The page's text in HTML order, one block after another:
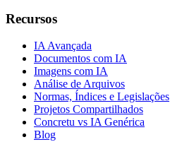
Recursos
IA Avançada
Documentos com IA
Imagens com IA
Análise de Arquivos
Normas, Índices e Legislações
Projetos Compartilhados
Concretu vs IA Genérica
Blog